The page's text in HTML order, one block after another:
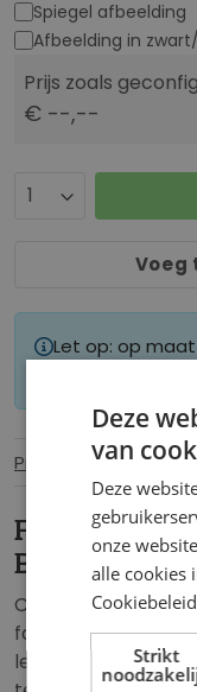
Spiegel afbeelding
Afbeelding in
Prijs zoals
€ --,--
Voeg
Let op: op
Productinformatie
Fotobehang
Beton
Combineer natuur
fotobehang
levendige groene
Deze
van
Deze
onze
alle cookies
Strikt